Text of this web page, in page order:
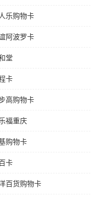
乐购物卡
阿波罗卡
堂
卡
高购物卡
福重庆
购物卡
卡
百货购物卡